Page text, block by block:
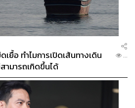
ยื้อ ทำไมการเปิดเส้นทางเดิน
ามารถเกิดขึ้นได้
...